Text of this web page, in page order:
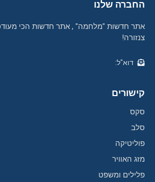
החברה שלנו
אתר חדשות "מלחמה" , אתר חדשות הכי
צנזורה!
דוא"ל:
קישורים
סקס
סלב
פוליטיקה
מזג האוויר
פלילים ומשפט